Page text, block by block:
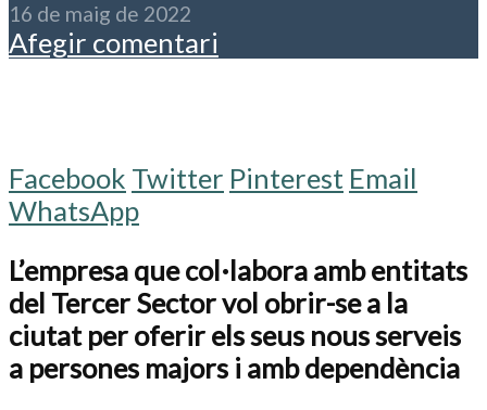
16 de maig de 2022
Afegir comentari
Facebook Twitter Pinterest Email
WhatsApp
L’empresa que col·labora amb entitats
del Tercer Sector vol obrir-se a la
ciutat per oferir els seus nous serveis
a persones majors i amb dependència